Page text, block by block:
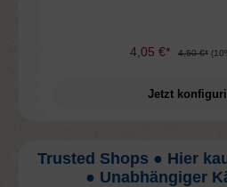
4,05 €* 4,50 €*
Jetzt
Trusted Shops ● Hier
● Unabhängiger